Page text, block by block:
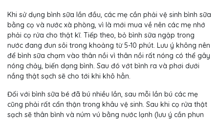
Khi sử dụng bình sữa lần đầu, các mẹ cần phải vệ sinh bình sữa
bằng cọ và nước xà phòng, vì là mới mua về nên các mẹ nhớ
phải cọ rửa cho thật kĩ. Tiếp theo, bỏ bình sữa ngập trong
nước đang đun sôi trong khoảng từ 5-10 phút. Lưu ý không nên
để bình sữa chạm vào thân nồi vì thân nồi rất nóng có thể gây
nóng chảy, biến dạng bình. Sau đó vớt bình ra và phơi dưới
nắng thật sạch sẽ cho tới khi khô hẳn.
Đối với bình sữa bé đã bú nhiều lần, sau mỗi lần bú các mẹ
cũng phải rất cẩn thận trong khâu vệ sinh. Sau khi cọ rửa thật
sạch sẽ thân bình và núm vú bằng nước lạnh (lưu ý cần phun